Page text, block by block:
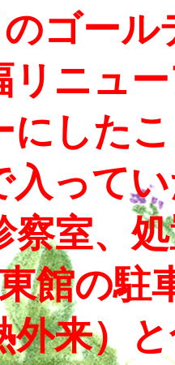
ゴー
リニュ
にした
入って
察室、
館の駐
外来）